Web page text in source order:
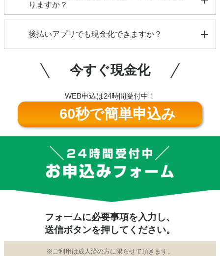
す。りますか？
審査や職場へ在籍確認をおこなうことはありません
ので、ご利用者様以外の第三者にバレることはあり
ません。ご安心ください。
後払いアプリでも現金化できますか？
PAY、Kyash、B/43、ultra、BANKITなど）、プリペ
イドカード・バンドルカードも対応可能です。お気
今すぐ現金化
WEB申込は24時間受付中！
60秒で簡単申込み
フォームに必要事項を入力し、
送信ボタンを押してください。
※ご利用は成人済の方に限らせて頂きます。